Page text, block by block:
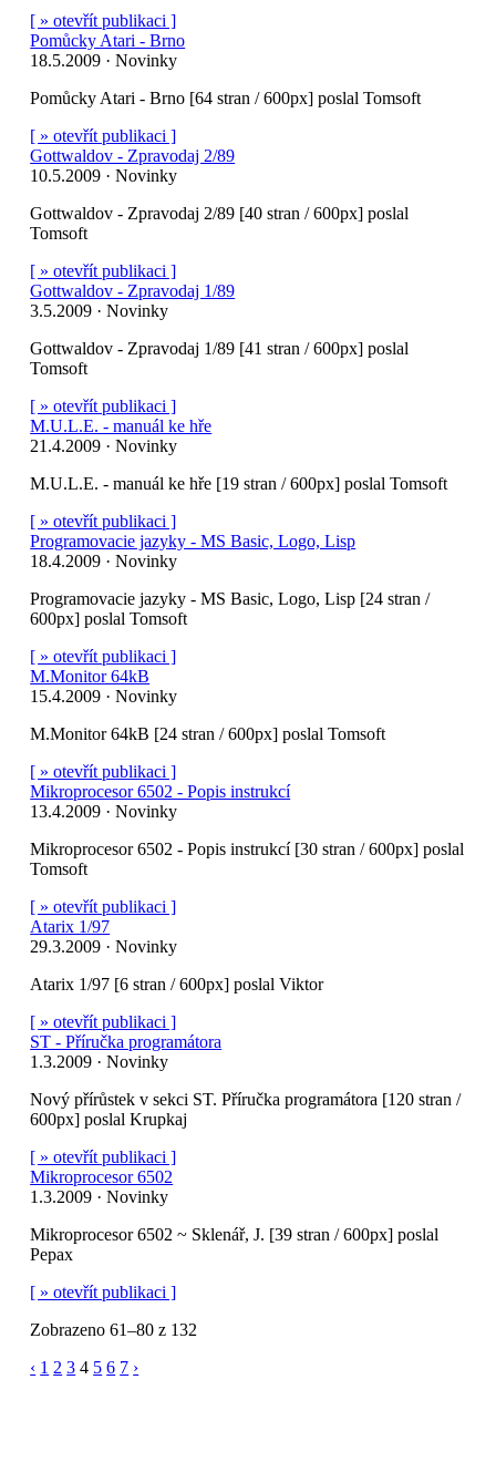
[ » otevřít publikaci ]
Pomůcky Atari - Brno
18.5.2009 · Novinky
Pomůcky Atari - Brno [64 stran / 600px] poslal Tomsoft
[ » otevřít publikaci ]
Gottwaldov - Zpravodaj 2/89
10.5.2009 · Novinky
Gottwaldov - Zpravodaj 2/89 [40 stran / 600px] poslal
Tomsoft
[ » otevřít publikaci ]
Gottwaldov - Zpravodaj 1/89
3.5.2009 · Novinky
Gottwaldov - Zpravodaj 1/89 [41 stran / 600px] poslal
Tomsoft
[ » otevřít publikaci ]
M.U.L.E. - manuál ke hře
21.4.2009 · Novinky
M.U.L.E. - manuál ke hře [19 stran / 600px] poslal Tomsoft
[ » otevřít publikaci ]
Programovacie jazyky - MS Basic, Logo, Lisp
18.4.2009 · Novinky
Programovacie jazyky - MS Basic, Logo, Lisp [24 stran /
600px] poslal Tomsoft
[ » otevřít publikaci ]
M.Monitor 64kB
15.4.2009 · Novinky
M.Monitor 64kB [24 stran / 600px] poslal Tomsoft
[ » otevřít publikaci ]
Mikroprocesor 6502 - Popis instrukcí
13.4.2009 · Novinky
Mikroprocesor 6502 - Popis instrukcí [30 stran / 600px] poslal
Tomsoft
[ » otevřít publikaci ]
Atarix 1/97
29.3.2009 · Novinky
Atarix 1/97 [6 stran / 600px] poslal Viktor
[ » otevřít publikaci ]
ST - Příručka programátora
1.3.2009 · Novinky
Nový přírůstek v sekci ST. Příručka programátora [120 stran /
600px] poslal Krupkaj
[ » otevřít publikaci ]
Mikroprocesor 6502
1.3.2009 · Novinky
Mikroprocesor 6502 ~ Sklenář, J. [39 stran / 600px] poslal
Pepax
[ » otevřít publikaci ]
Zobrazeno 61–80 z 132
‹ 1 2 3 4 5 6 7 ›